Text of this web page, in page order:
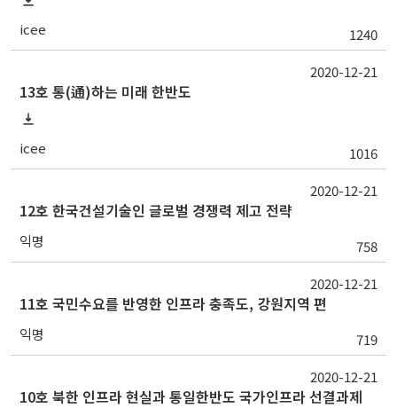
icee 1240
13호 통(通)하는 미래 한반도
icee 1016
2020-12-21
12호 한국건설기술인 글로벌 경쟁력 제고 전략
익명 758
2020-12-21
11호 국민수요를 반영한 인프라 충족도, 강원지역 편
익명 719
2020-12-21
10호 북한 인프라 현실과 통일한반도 국가인프라 선결과제
2020-12-21